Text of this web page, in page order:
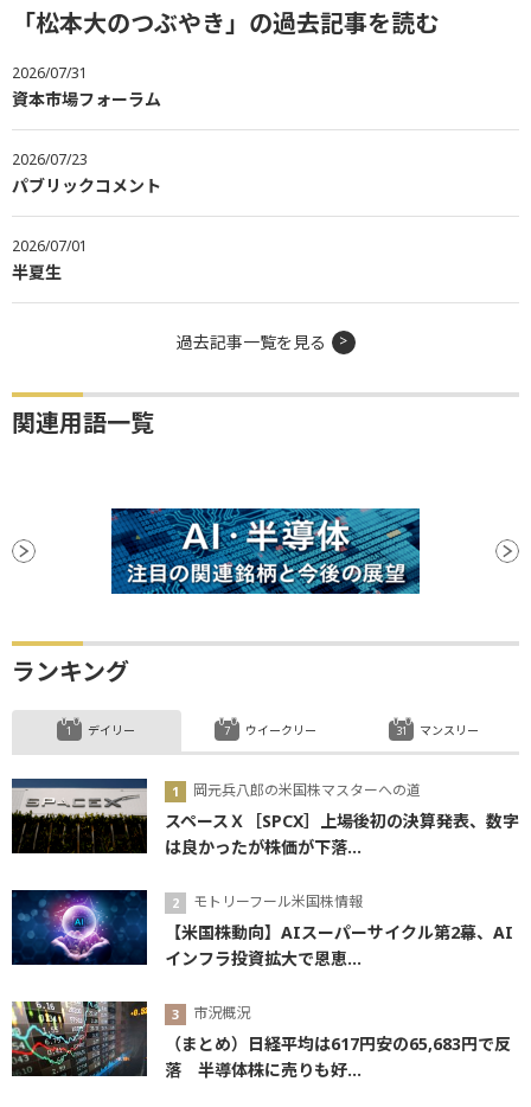
「松本大のつぶやき」の過去記事を読む
2026/07/31
資本市場フォーラム
2026/07/23
パブリックコメント
2026/07/01
半夏生
過去記事一覧を見る
関連用語一覧
ランキング
デイリー
岡元兵八郎の米国株マスターへの道
スペースＸ［SPCX］上場後初の決算発表、数字
は良かったが株価が下落...
モトリーフール米国株情報
【米国株動向】AIスーパーサイクル第2幕、AI
インフラ投資拡大で恩恵...
市況概況
（まとめ）日経平均は617円安の65,683円で反
落 半導体株に売りも好...
ウイークリー マンスリー